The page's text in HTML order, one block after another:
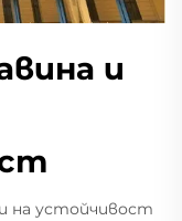
и
на устойчивост